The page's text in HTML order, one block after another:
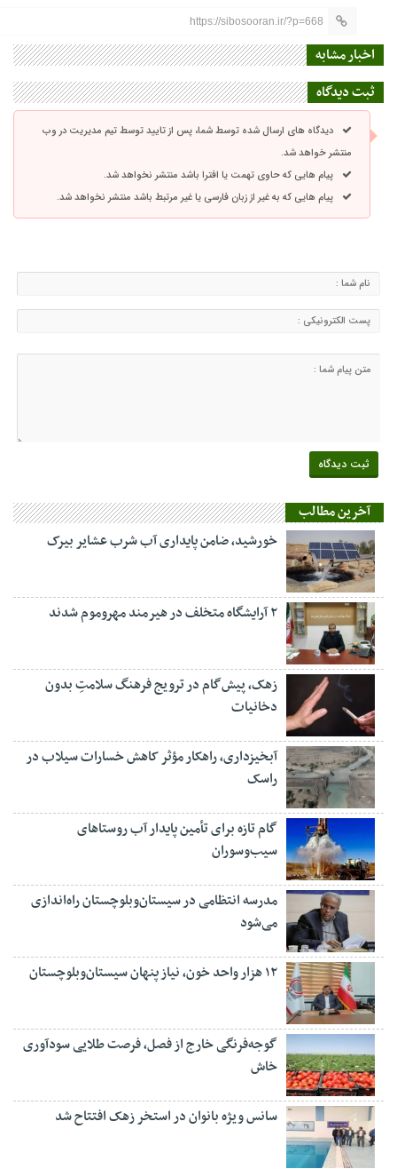
https://sibosooran.ir/?p=668
اخبار مشابه
ثبت دیدگاه
دیدگاه های ارسال شده توسط شما، پس از تایید توسط تیم مدیریت در وب
منتشر خواهد شد.
پیام هایی که حاوی تهمت یا افترا باشد منتشر نخواهد شد.
پیام هایی که به غیر از زبان فارسی یا غیر مرتبط باشد منتشر نخواهد شد.
آخرین مطالب
خورشید، ضامن پایداری آب شرب عشایر بیرک
۲ آرایشگاه متخلف در هیرمند مهروموم شدند
زهک، پیش‌گام در ترویج فرهنگ سلامتِ بدون
دخانیات
آبخیزداری، راهکار مؤثر کاهش خسارات سیلاب در
راسک
گام تازه برای تأمین پایدار آب روستاهای
سیب‌وسوران
مدرسه انتظامی در سیستان‌وبلوچستان راه‌اندازی
می‌شود
۱۲ هزار واحد خون، نیاز پنهان سیستان‌وبلوچستان
گوجه‌فرنگی خارج از فصل، فرصت طلایی سودآوری
خاش
سانس ویژه بانوان در استخر زهک افتتاح شد